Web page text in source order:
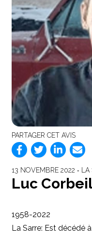
PARTAGER CET AVIS
13 NOVEMBRE 2022 ‐ LA
Luc
1958-2022
La Sarre: Est décédé